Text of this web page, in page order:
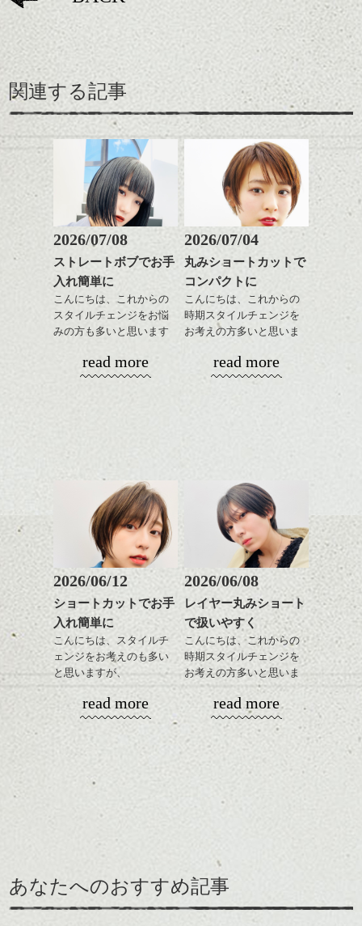
関連する記事
2026/07/08
ストレートボブでお手
入れ簡単に
こんにちは、これからの
スタイルチェンジをお悩
みの方も多いと思います
やっぱりボブでお手入れ
しやすいスタイルだと毎
さを残したボブは雰囲気
も出しやすくていろいろ
おすすめですね。
前髪もやや重めにカット
してラインを強調するの
もこれからは良い感じで
す、
目元が引き締まった印象
に。
ダークトーンの色味でク
read more
2026/07/04
丸みショートカットで
コンパクトに
こんにちは、これからの
時期スタイルチェンジを
お考えの方多いと思いま
コンパクトなフォルムが
そんなショートカット。
軽めの前髪で透け感を演
出できるので、
この時期とてもおすすめ
ですよ。
ナチュラルなベージュカ
スタイリング方法は全体
をドライした後、
ワックスとオイルを混ぜ
read more
2026/06/12
ショートカットでお手
入れ簡単に
こんにちは、スタイルチ
ェンジをお考えのも多い
と思いますが、
丸みショートでタイトに
演出したスタイルもこれ
からの季節とてもおすす
ェイスラインのデザイン
るようカット。
るのが良い感じです。
read more
2026/06/08
レイヤー丸みショート
で扱いやすく
こんにちは、これからの
時期スタイルチェンジを
お考えの方多いと思いま
す。
コンパクトなフォルムが
全体のバランスを良く見
いろんなシーンに雰囲気
グも簡単で良いので朝の
軽めの前髪で透け感を演
出できるので、
この時期とてもおすすめ
read more
あなたへのおすすめ記事